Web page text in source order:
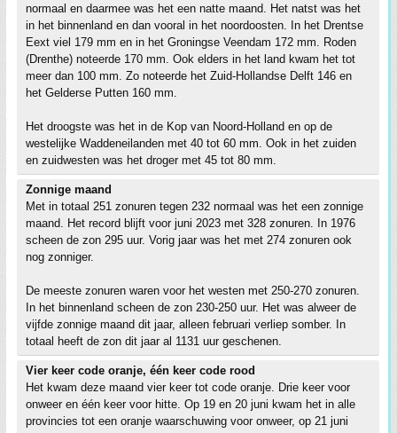
normaal en daarmee was het een natte maand. Het natst was het
in het binnenland en dan vooral in het noordoosten. In het Drentse
Eext viel 179 mm en in het Groningse Veendam 172 mm. Roden
(Drenthe) noteerde 170 mm. Ook elders in het land kwam het tot
meer dan 100 mm. Zo noteerde het Zuid-Hollandse Delft 146 en
het Gelderse Putten 160 mm.
Het droogste was het in de Kop van Noord-Holland en op de
westelijke Waddeneilanden met 40 tot 60 mm. Ook in het zuiden
en zuidwesten was het droger met 45 tot 80 mm.
Zonnige maand
Met in totaal 251 zonuren tegen 232 normaal was het een zonnige
maand. Het record blijft voor juni 2023 met 328 zonuren. In 1976
scheen de zon 295 uur. Vorig jaar was het met 274 zonuren ook
nog zonniger.
De meeste zonuren waren voor het westen met 250-270 zonuren.
In het binnenland scheen de zon 230-250 uur. Het was alweer de
vijfde zonnige maand dit jaar, alleen februari verliep somber. In
totaal heeft de zon dit jaar al 1131 uur geschenen.
Vier keer code oranje, één keer code rood
Het kwam deze maand vier keer tot code oranje. Drie keer voor
onweer en één keer voor hitte. Op 19 en 20 juni kwam het in alle
provincies tot een oranje waarschuwing voor onweer, op 21 juni